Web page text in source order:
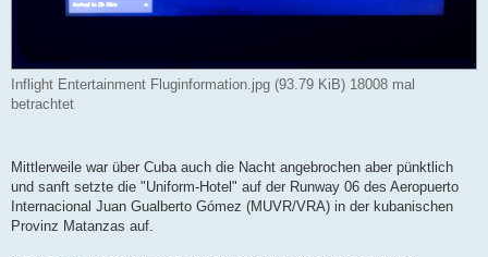
Inflight Entertainment Fluginformation.jpg (93.79 KiB) 18008 mal
betrachtet
Mittlerweile war über Cuba auch die Nacht angebrochen aber pünktlich
und sanft setzte die "Uniform-Hotel" auf der Runway 06 des Aeropuerto
Internacional Juan Gualberto Gómez (MUVR/VRA) in der kubanischen
Provinz Matanzas auf.